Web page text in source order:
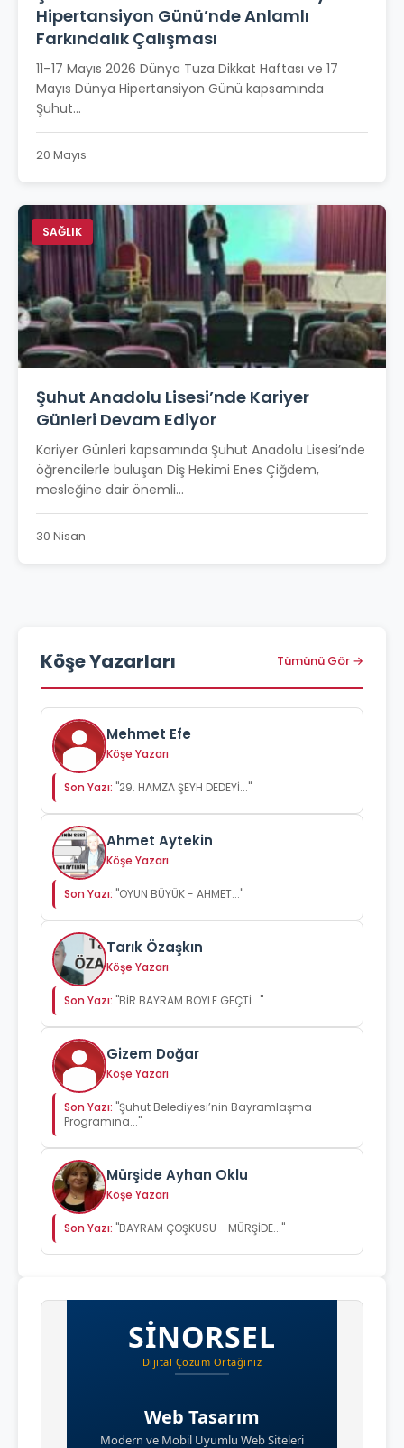
Hipertansiyon Günü’nde Anlamlı
Farkındalık Çalışması
11–17 Mayıs 2026 Dünya Tuza Dikkat Haftası ve 17
Mayıs Dünya Hipertansiyon Günü kapsamında
Şuhut...
20 Mayıs
SAĞLIK
Şuhut Anadolu Lisesi’nde Kariyer
Günleri Devam Ediyor
Kariyer Günleri kapsamında Şuhut Anadolu Lisesi’nde
öğrencilerle buluşan Diş Hekimi Enes Çiğdem,
mesleğine dair önemli...
30 Nisan
Köşe Yazarları Tümünü Gör →
Mehmet Efe
Köşe Yazarı
Son Yazı: "29. HAMZA ŞEYH DEDEYİ..."
Ahmet Aytekin
Köşe Yazarı
Son Yazı: "OYUN BÜYÜK - AHMET..."
Tarık Özaşkın
Köşe Yazarı
Son Yazı: "BİR BAYRAM BÖYLE GEÇTİ..."
Gizem Doğar
Köşe Yazarı
Son Yazı: "Şuhut Belediyesi’nin Bayramlaşma
Programına..."
Mürşide Ayhan Oklu
Köşe Yazarı
Son Yazı: "BAYRAM ÇOŞKUSU - MÜRŞİDE..."